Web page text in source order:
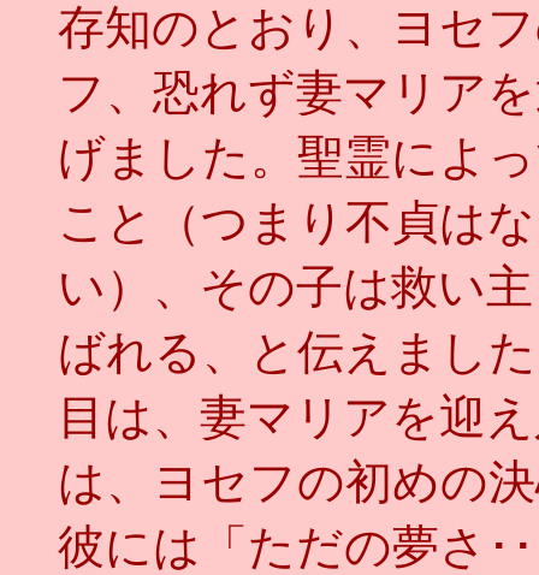
存知のとおり、ヨセ
フ、恐れず妻マリア
げました。聖霊によ
こと（つまり不貞は
い）、その子は救い
ばれる、と伝えまし
目は、妻マリアを迎
は、ヨセフの初めの
彼には「ただの夢さ･